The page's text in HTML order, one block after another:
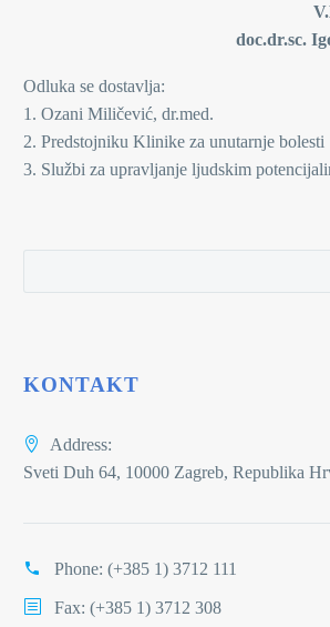
doc.dr.sc.
Odluka se dostavlja:
1. Ozani Miličević, dr.med.
2. Predstojniku Klinike za unutarnje bolesti
3. Službi za upravljanje ljudskim
KONTAKT
Address:
Sveti Duh 64, 10000 Zagreb, Republika
Phone: (+385 1) 3712 111
Fax: (+385 1) 3712 308